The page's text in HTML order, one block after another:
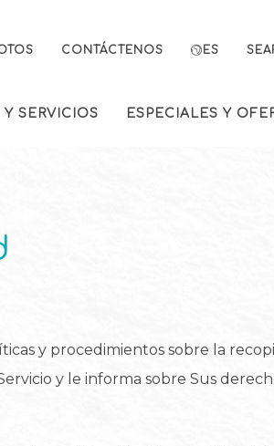
CONTÁCTENOS ES
SERVICIOS ESPECIALES Y
y procedimientos sobre la
y le informa sobre Sus